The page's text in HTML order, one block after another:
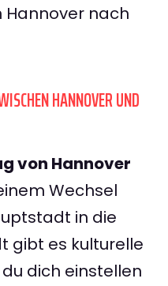
Hannover nach
HANNOVER UND
von Hannover
Wechsel
in die
gibt es kulturelle
dich einstellen